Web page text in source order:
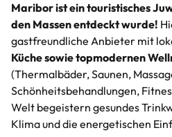
Maribor ist ein touristisches
den Massen entdeckt wurde!
gastfreundliche Anbieter mit
Küche sowie topmodernen
(Thermalbäder, Saunen,
Schönheitsbehandlungen,
Welt begeistern gesundes
Klima und die energetischen